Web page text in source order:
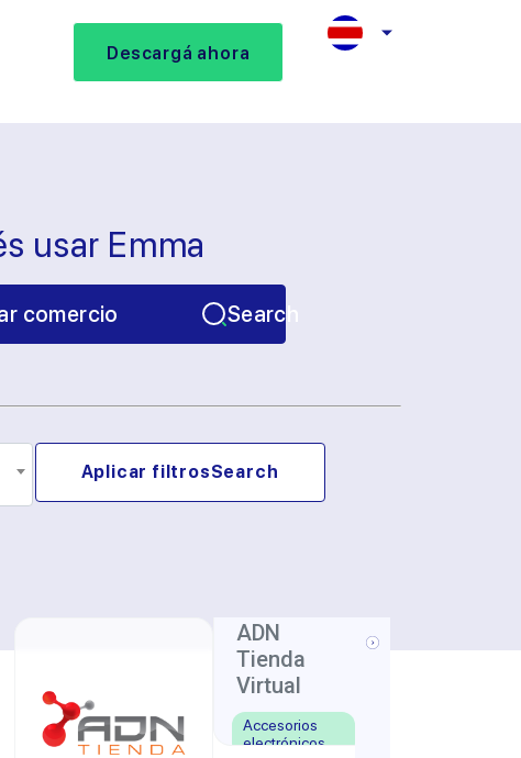
Descargá ahora
usar Emma
comercio Search
Aplicar filtrosSearch
ADN
Tienda
Virtual
Accesorios
electrónicos